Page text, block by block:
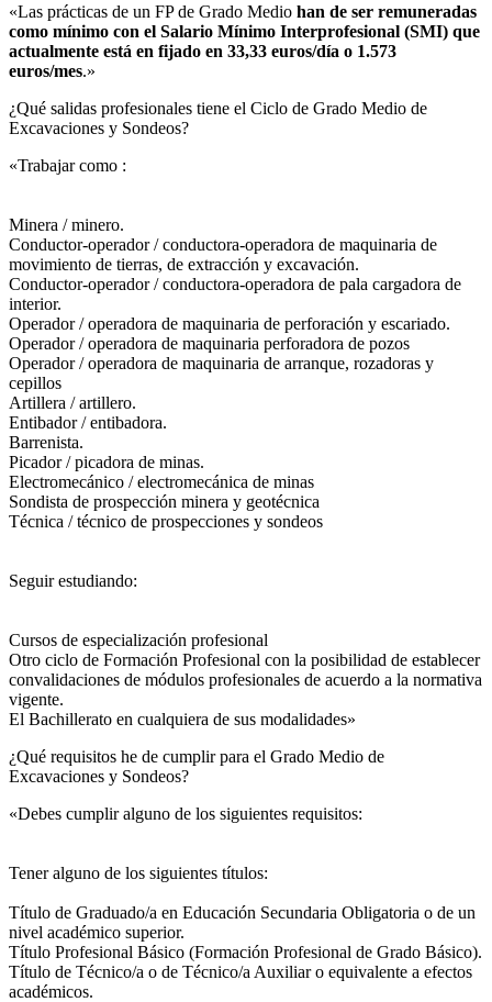
«Las prácticas de un FP de Grado Medio han de ser remuneradas
como mínimo con el Salario Mínimo Interprofesional (SMI) que
actualmente está en fijado en 33,33 euros/día o 1.573
euros/mes.»
¿Qué salidas profesionales tiene el Ciclo de Grado Medio de
Excavaciones y Sondeos?​
«Trabajar como :
Minera / minero.
Conductor-operador / conductora-operadora de maquinaria de
movimiento de tierras, de extracción y excavación.
Conductor-operador / conductora-operadora de pala cargadora de
interior.
Operador / operadora de maquinaria de perforación y escariado.
Operador / operadora de maquinaria perforadora de pozos
Operador / operadora de maquinaria de arranque, rozadoras y
cepillos
Artillera / artillero.
Entibador / entibadora.
Barrenista.
Picador / picadora de minas.
Electromecánico / electromecánica de minas
Sondista de prospección minera y geotécnica
Técnica / técnico de prospecciones y sondeos
Seguir estudiando:
Cursos de especialización profesional
Otro ciclo de Formación Profesional con la posibilidad de establecer
convalidaciones de módulos profesionales de acuerdo a la normativa
vigente.
El Bachillerato en cualquiera de sus modalidades»
¿Qué requisitos he de cumplir para el Grado Medio de
Excavaciones y Sondeos?
«Debes cumplir alguno de los siguientes requisitos:
Tener alguno de los siguientes títulos:
Título de Graduado/a en Educación Secundaria Obligatoria o de un
nivel académico superior.
Título Profesional Básico (Formación Profesional de Grado Básico).
Título de Técnico/a o de Técnico/a Auxiliar o equivalente a efectos
académicos.